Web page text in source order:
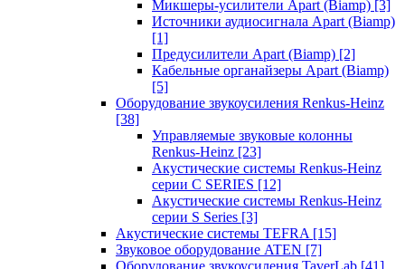
Микшеры-усилители Apart (Biamp) [3]
Источники аудиосигнала Apart (Biamp)
[1]
Предусилители Apart (Biamp) [2]
Кабельные органайзеры Apart (Biamp)
[5]
Оборудование звукоусиления Renkus-Heinz
[38]
Управляемые звуковые колонны
Renkus-Heinz [23]
Акустические системы Renkus-Heinz
серии C SERIES [12]
Акустические системы Renkus-Heinz
серии S Series [3]
Акустические системы TEFRA [15]
Звуковое оборудование ATEN [7]
Оборудование звукоусиления TaverLab [41]